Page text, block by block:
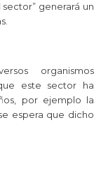
generará un
organismos
este sector ha
por ejemplo la
espera que dicho